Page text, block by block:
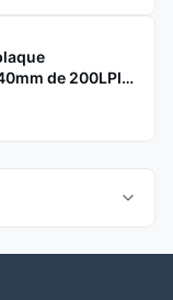
de 200LPI